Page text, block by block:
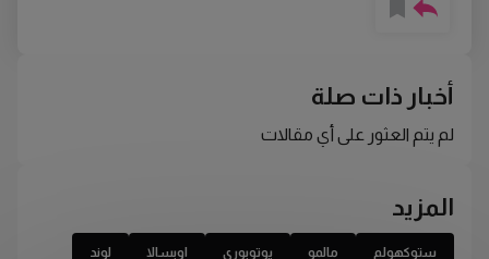
أخبار ذات صلة
لم يتم العثور على أي مقالات
المزيد
ستوكهولم مالمو يوتوبوري اوبسالا لوند